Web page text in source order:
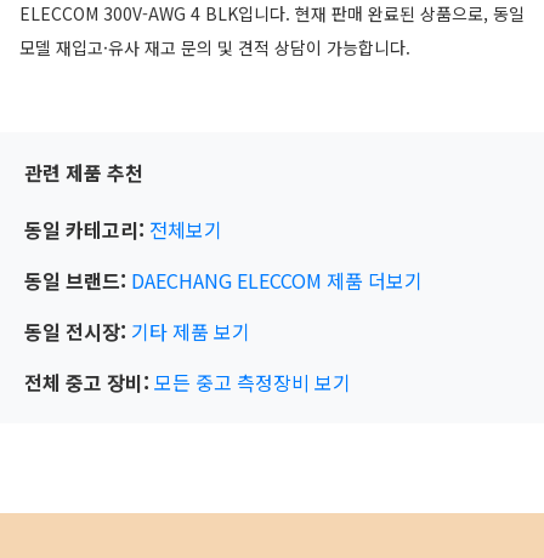
ELECCOM 300V-AWG 4 BLK입니다. 현재 판매 완료된 상품으로, 동일
모델 재입고·유사 재고 문의 및 견적 상담이 가능합니다.
관련 제품 추천
동일 카테고리: 전체보기
동일 브랜드: DAECHANG ELECCOM 제품 더보기
동일 전시장: 기타제품 보기
전체 중고 장비: 모든 중고 측정장비 보기